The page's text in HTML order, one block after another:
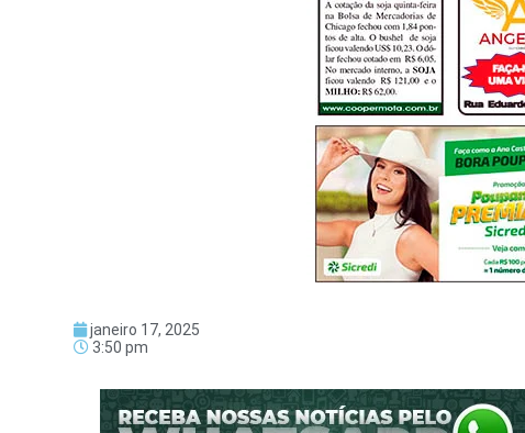
janeiro 17, 2025
3:50 pm